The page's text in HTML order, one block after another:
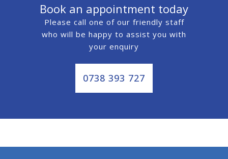
Book an appointment today
Please call one of our friendly staff
who will be happy to assist you with
your enquiry
0738 393 727